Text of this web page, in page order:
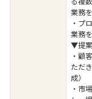
業務
・プ
業務
▼提案
・顧
ただ
成）
・市